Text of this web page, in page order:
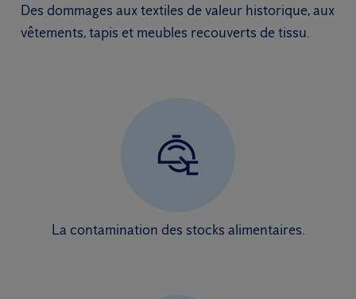
Des dommages aux textiles de valeur historique, aux
vêtements, tapis et meubles recouverts de tissu.
La contamination des stocks alimentaires.